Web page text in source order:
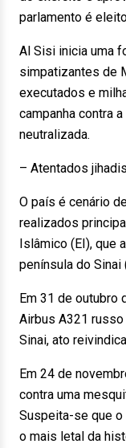
parlamento é
Al Sisi inicia uma
simpatizantes de
executados e
campanha contra
neutralizada.
– Atentados
O país é cenário
realizados
Islâmico (EI), que
península do Sinai
Em 31 de outubro
Airbus A321
Sinai, ato
Em 24 de
contra uma
Suspeita-se que o
o mais letal da